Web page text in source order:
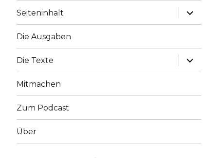
Seiteninhalt
Die Ausgaben
Die Texte
Mitmachen
Zum Podcast
Über